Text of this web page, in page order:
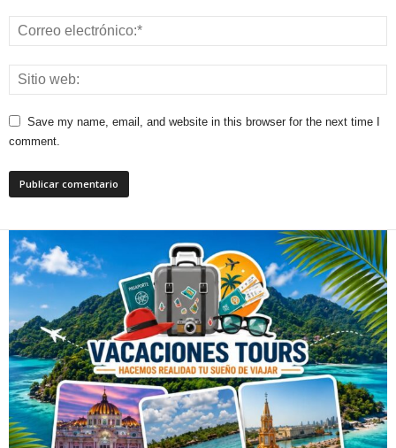
Save my name, email, and website in this browser for the next time I
comment.